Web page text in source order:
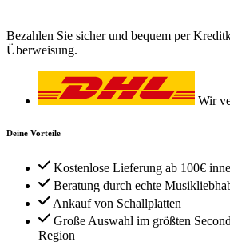
Bezahlen Sie sicher und bequem per
Überweisung.
Wir
Deine Vorteile
Kostenlose Lieferung ab 100€
Beratung durch echte
Ankauf von Schallplatten
Große Auswahl im größten
Region